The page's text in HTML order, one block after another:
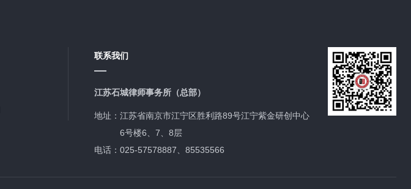
联系我们
江苏石城律师事务所（总部）
地址：江苏省南京市江宁区胜利路89号江宁紫金研创中心
6号楼6、7、8层
电话：025-57578887、85535566